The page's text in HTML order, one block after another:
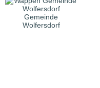
Gemeinde
Wolfersdorf